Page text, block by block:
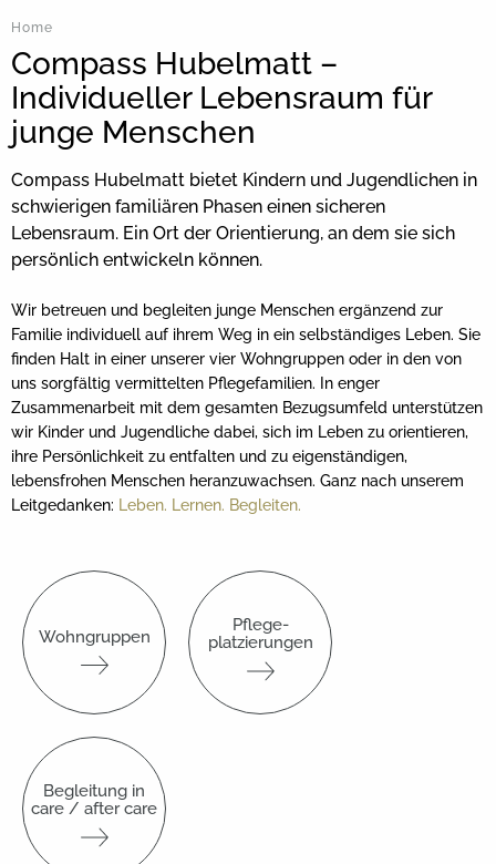
Home
Compass Hubelmatt –
Individueller Lebensraum für
junge Menschen
Compass Hubelmatt bietet Kindern und Jugendlichen in
schwierigen familiären Phasen einen sicheren
Lebensraum. Ein Ort der Orientierung, an dem sie sich
persönlich entwickeln können.
Wir betreuen und begleiten junge Menschen ergänzend zur
Familie individuell auf ihrem Weg in ein selbständiges Leben. Sie
finden Halt in einer unserer vier Wohngruppen oder in den von
uns sorgfältig vermittelten Pflegefamilien. In enger
Zusammenarbeit mit dem gesamten Bezugsumfeld unterstützen
wir Kinder und Jugendliche dabei, sich im Leben zu orientieren,
ihre Persönlichkeit zu entfalten und zu eigenständigen,
lebensfrohen Menschen heranzuwachsen. Ganz nach unserem
Leitgedanken: Leben. Lernen. Begleiten.
Wohngruppen
Pflege-
platzierungen
Begleitung in
care / after care